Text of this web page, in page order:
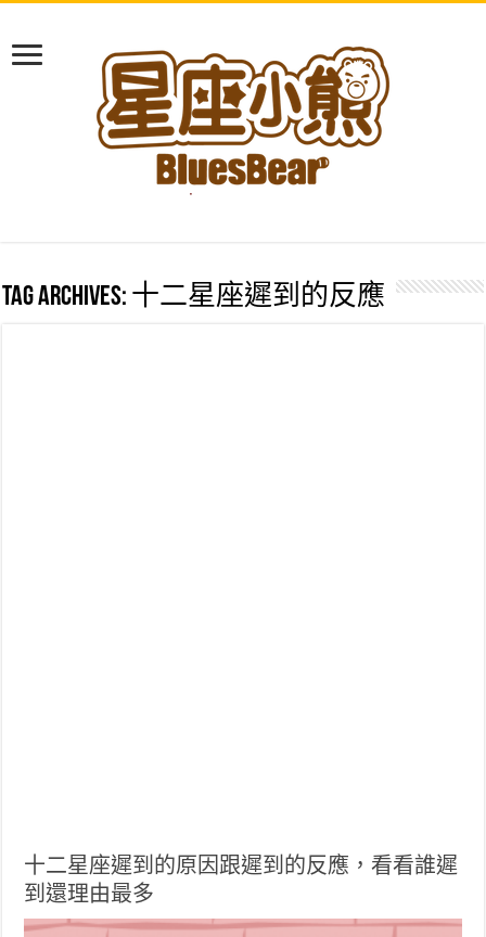
Tag Archives: 十二星座遲到的反應
十二星座遲到的原因跟遲到的反應，看看誰遲
到還理由最多